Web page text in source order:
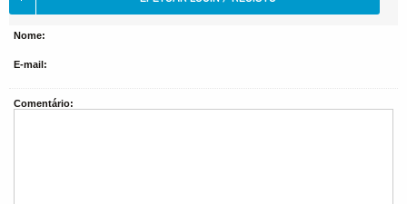
Nome:
E-mail:
Comentário: